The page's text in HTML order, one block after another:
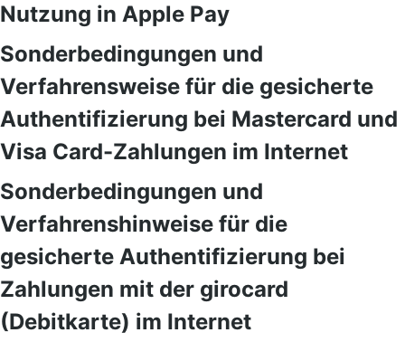
Nutzung in Apple Pay
Sonderbedingungen und
Verfahrensweise für die gesicherte
Authentifizierung bei Mastercard und
Visa Card-Zahlungen im Internet
Sonderbedingungen und
Verfahrenshinweise für die
gesicherte Authentifizierung bei
Zahlungen mit der girocard
(Debitkarte) im Internet